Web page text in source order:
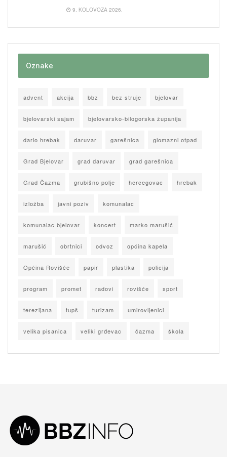
9. KOLOVOZA 2026.
Oznake
advent akcija bbz bez struje bjelovar
bjelovarski sajam bjelovarsko-bilogorska županija
dario hrebak daruvar garešnica glomazni otpad
Grad Bjelovar grad daruvar grad garešnica
Grad Čazma grubišno polje hercegovac hrebak
izložba javni poziv komunalac
komunalac bjelovar koncert marko marušić
marušić obrtnici odvoz općina kapela
Općina Rovišće papir plastika policija
program promet radovi rovišće sport
terezijana tupš turizam umirovljenici
velika pisanica veliki grđevac čazma škola